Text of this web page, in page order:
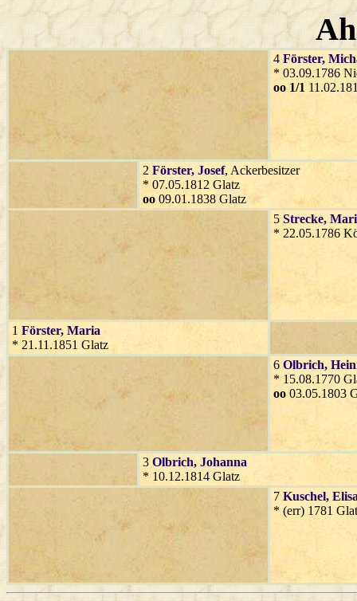
4 Förster,
* 03.09.1786
oo 1/1
2 Förster, Josef, Ackerbesitzer
* 07.05.1812 Glatz
oo 09.01.1838 Glatz
5 Strecke,
* 22.05.1786
1 Förster, Maria
* 21.11.1851 Glatz
6 Olbrich,
* 15.08.1770
oo 03.05.1803
3 Olbrich, Johanna
* 10.12.1814 Glatz
7 Kuschel,
* (err) 1781